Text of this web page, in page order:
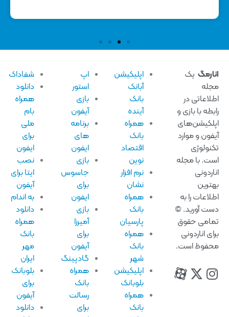
یک
در
با بازی و
و موارد
با مجله
را به
آورید. ©
حقوق
اناردونی
است.
اپلیکیشن
آبانک
آینده
همراه
اقتصاد
نرم افزار
نشان
همراه
پارسیان
همراه
اپلیکیشن
بلوبانک
همراه
اپ
استور
بازی
آیفون
برنامه
ایفون
بازی
جاسوس
ایفون
بازی
آیفون
گادپینگ
همراه
رسالت
شفاداک
دانلود
همراه
ایفون
نصب
ایتا برای
آیفون
به اندام
دانلود
همراه
بلوبانک
آیفون
دانلود